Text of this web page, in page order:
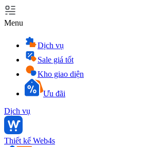
Menu
Dịch vụ
Sale giá tốt
Kho giao diện
Ưu đãi
Dịch vụ
Thiết kế Web4s